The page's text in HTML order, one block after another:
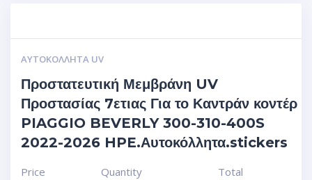
ΑΥΤΟΚΌΛΛΗΤΑ UV
Προστατευτική Μεμβράνη UV
Προστασίας 7ετιας Για το Καντράν κοντέρ
PIAGGIO BEVERLY 300-310-400S
2022-2026 HPE.Αυτοκόλλητα.stickers
Price
Quantity
Total